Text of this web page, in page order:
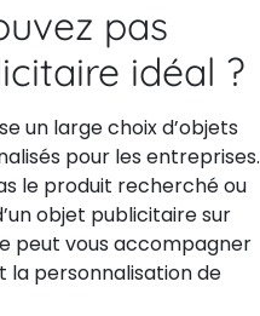
pas
idéal ?
un large choix d’objets
pour les entreprises.
le produit recherché ou
objet publicitaire sur
peut vous accompagner
la personnalisation de